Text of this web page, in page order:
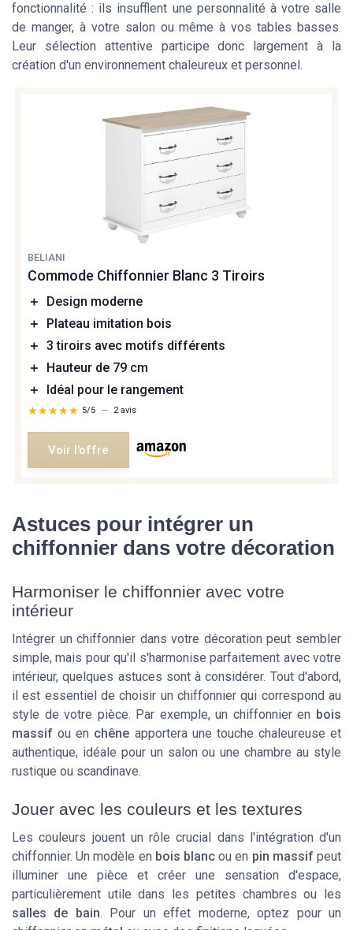
fonctionnalité : ils insufflent une personnalité à votre salle
de manger, à votre salon ou même à vos tables basses.
Leur sélection attentive participe donc largement à la
création d'un environnement chaleureux et personnel.
BELIANI
Commode Chiffonnier Blanc 3 Tiroirs
＋
Design moderne
＋
Plateau imitation bois
＋ 3 tiroirs avec motifs différents
＋
Hauteur de 79 cm
＋
Idéal pour le rangement
★★★★★
★★★★★ 5/5 — 2 avis
Voir l'offre
Astuces pour intégrer un
chiffonnier dans votre décoration
Harmoniser le chiffonnier avec votre
intérieur
Intégrer un chiffonnier dans votre décoration peut sembler
simple, mais pour qu'il s'harmonise parfaitement avec votre
intérieur, quelques astuces sont à considérer. Tout d'abord,
il est essentiel de choisir un chiffonnier qui correspond au
style de votre pièce. Par exemple, un chiffonnier en bois
massif ou en chêne apportera une touche chaleureuse et
authentique, idéale pour un salon ou une chambre au style
rustique ou scandinave.
Jouer avec les couleurs et les textures
Les couleurs jouent un rôle crucial dans l'intégration d'un
chiffonnier. Un modèle en bois blanc ou en pin massif peut
illuminer une pièce et créer une sensation d'espace,
particulièrement utile dans les petites chambres ou les
salles de bain. Pour un effet moderne, optez pour un